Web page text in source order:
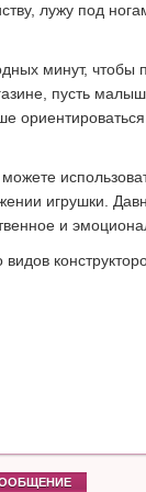
лужу под
минут, чтобы
пусть
игрушки.
и